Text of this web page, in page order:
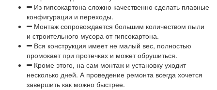
Из гипсокартона сложно качественно сделать плавные
конфигурации и переходы.
Монтаж сопровождается большим количеством пыли
и строительного мусора от гипсокартона.
Вся конструкция имеет не малый вес, полностью
промокает при протечках и может обрушиться.
Кроме этого, на сам монтаж и установку уходит
несколько дней. А проведение ремонта всегда хочется
завершить как можно быстрее.